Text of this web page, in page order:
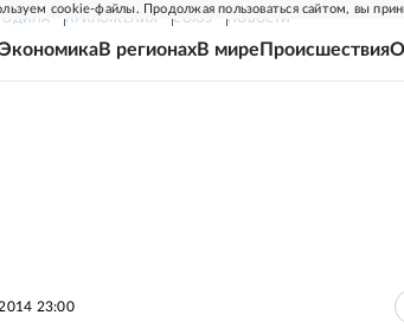
cookie-файлы. Продолжая пользоваться сайтом, вы
ПРИЛОЖЕНИЯ СОЮЗ НОВОСТИ
ЭкономикаВ регионахВ мире Происшествия
23:00